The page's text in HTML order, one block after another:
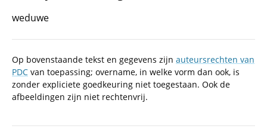
weduwe
Op bovenstaande tekst en gegevens zijn auteursrechten van
PDC van toepassing; overname, in welke vorm dan ook, is
zonder expliciete goedkeuring niet toegestaan. Ook de
afbeeldingen zijn niet rechtenvrij.